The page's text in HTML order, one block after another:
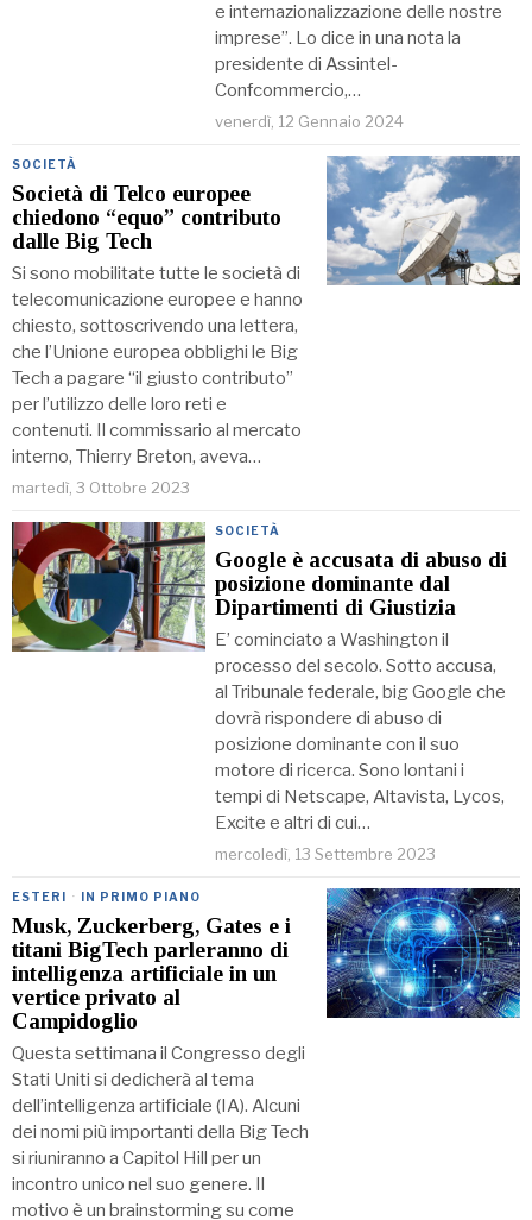
e internazionalizzazione delle nostre
imprese”. Lo dice in una nota la
presidente di Assintel-
Confcommercio,…
venerdì, 12 Gennaio 2024
SOCIETÀ
Società di Telco europee
chiedono “equo” contributo
dalle Big Tech
Si sono mobilitate tutte le società di
telecomunicazione europee e hanno
chiesto, sottoscrivendo una lettera,
che l’Unione europea obblighi le Big
Tech a pagare “il giusto contributo”
per l’utilizzo delle loro reti e
contenuti. Il commissario al mercato
interno, Thierry Breton, aveva…
martedì, 3 Ottobre 2023
SOCIETÀ
Google è accusata di abuso di
posizione dominante dal
Dipartimenti di Giustizia
E’ cominciato a Washington il
processo del secolo. Sotto accusa,
al Tribunale federale, big Google che
dovrà rispondere di abuso di
posizione dominante con il suo
motore di ricerca. Sono lontani i
tempi di Netscape, Altavista, Lycos,
Excite e altri di cui…
mercoledì, 13 Settembre 2023
ESTERI · IN PRIMO PIANO
Musk, Zuckerberg, Gates e i
titani BigTech parleranno di
intelligenza artificiale in un
vertice privato al
Campidoglio
Questa settimana il Congresso degli
Stati Uniti si dedicherà al tema
dell’intelligenza artificiale (IA). Alcuni
dei nomi più importanti della Big Tech
si riuniranno a Capitol Hill per un
incontro unico nel suo genere. Il
motivo è un brainstorming su come